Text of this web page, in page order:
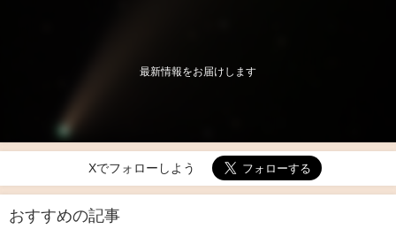
最新情報をお届けします
Xでフォローしよう
おすすめの記事